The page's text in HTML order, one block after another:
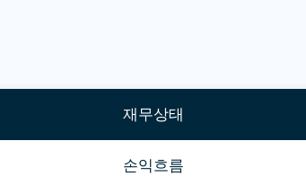
재무상태
손익흐름